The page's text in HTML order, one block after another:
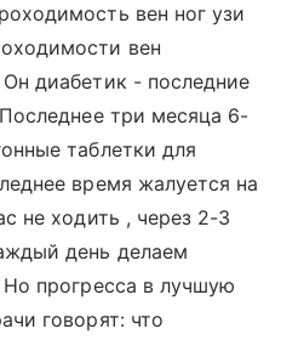
вен ног узи
вен
диабетик - последние
три месяца 6-
таблетки для
время жалуется на
не ходить , через 2-3
день делаем
Но прогресса в лучшую
говорят: что